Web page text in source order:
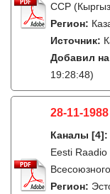
ССР
Регион:
Источник:
Добавил на
19:28:48)
28-11-
Каналы [4]:
Eesti
Регион: